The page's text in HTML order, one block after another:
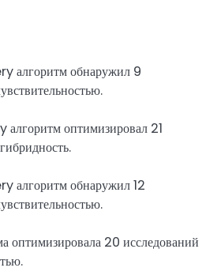
обнаружил 9
оптимизировал 21
обнаружил 12
20 исследований